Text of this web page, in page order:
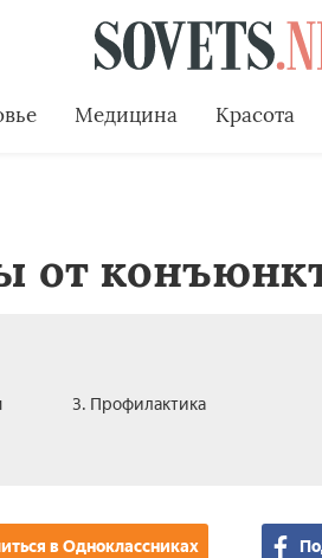
Медицина Красота
от
3. Профилактика
в Одноклассниках